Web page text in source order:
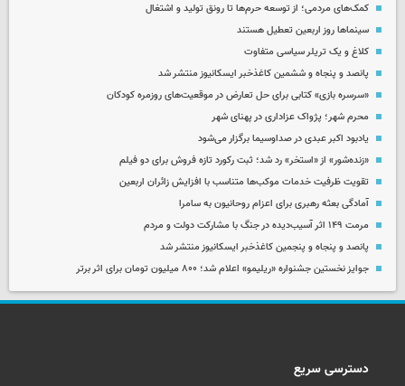
کمک‌های مردمی؛ از توسعه حرم‌ها تا رونق تولید و اشتغال
سینماها روز اربعین تعطیل هستند
کلاغ و یک تریلر سیاسی متفاوت
پانصد و پنجاه و ششمین کاغذخبر ایسکانیوز منتشر شد
«سرسره بازی» کتابی برای حل تعارض در موقعیت‌های روزمره کودکان
محرم شهر؛ پژواک عزاداری در پهنای شهر
یادبود اکبر عبدی در صداوسیما برگزار می‌شود
«زنده‌شور» از «استخر» رد شد؛ ثبت رکورد تازه فروش برای دو فیلم
تقویت ظرفیت خدمات موکب‌ها متناسب با افزایش زائران اربعین
آمادگی بعثه رهبری برای اعزام روحانیون به سامرا
مرمت ۱۴۹ اثر آسیب‌دیده در جنگ با مشارکت دولت و مردم
پانصد و پنجاه و پنجمین کاغذخبر ایسکانیوز منتشر شد
جوایز نخستین جشنواره «ریلیمو» اعلام شد؛ ۸۰۰ میلیون تومان برای اثر برتر
دسترسی سریع